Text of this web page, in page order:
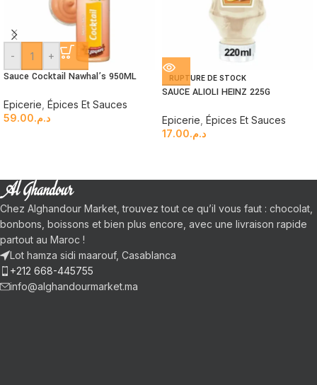
- +
Sauce Cocktail Nawhal’s 950ML
Epicerie Épices Et Sauces
د.م.59.00
RUPTURE DE STOCK
SAUCE ALIOLI HEINZ 225G
Epicerie Épices Et Sauces
د.م.17.00
Chez Alghandour Market, trouvez tout ce qu’il vous faut : chocolat,
bonbons, boissons et bien plus encore, avec une livraison rapide
partout au Maroc !
Lot hamza sidi maarouf, Casablanca
+212 668-445755
info@alghandourmarket.ma